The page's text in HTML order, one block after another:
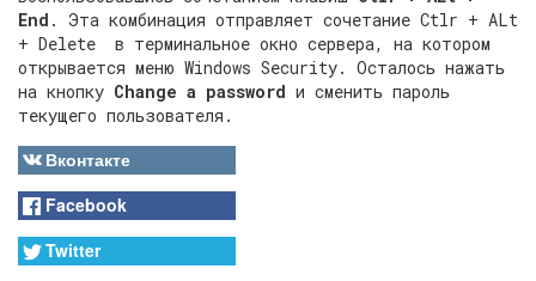
End . Эта комбинация отправляет сочетание Ctlr + ALt
+ Delete в терминальное окно сервера, на котором
открывается меню Windows Security. Осталось нажать
на кнопку Change a password и сменить пароль
текущего пользователя.
Вконтакте
Facebook
Twitter